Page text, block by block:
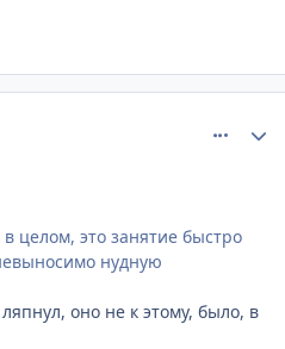
целом, это занятие быстро
нудную
оно не к этому, было, в